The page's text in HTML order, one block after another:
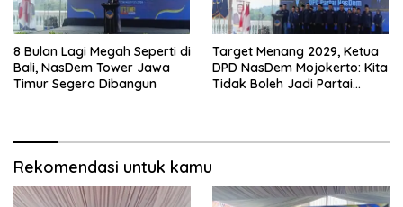
8 Bulan Lagi Megah Seperti di
Bali, NasDem Tower Jawa
Timur Segera Dibangun
Target Menang 2029, Ketua
DPD NasDem Mojokerto: Kita
Tidak Boleh Jadi Partai
Rekomendasi untuk kamu